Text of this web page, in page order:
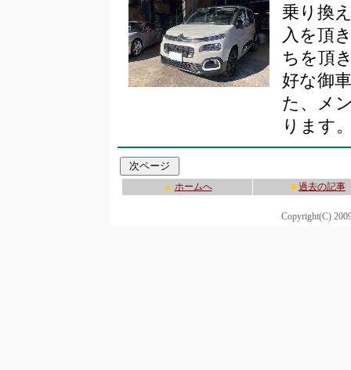
乗り換
入を頂
ちを頂
好な御
た、メ
ります
▲ ホームへ ■ 過去の記事
Copyright(C)